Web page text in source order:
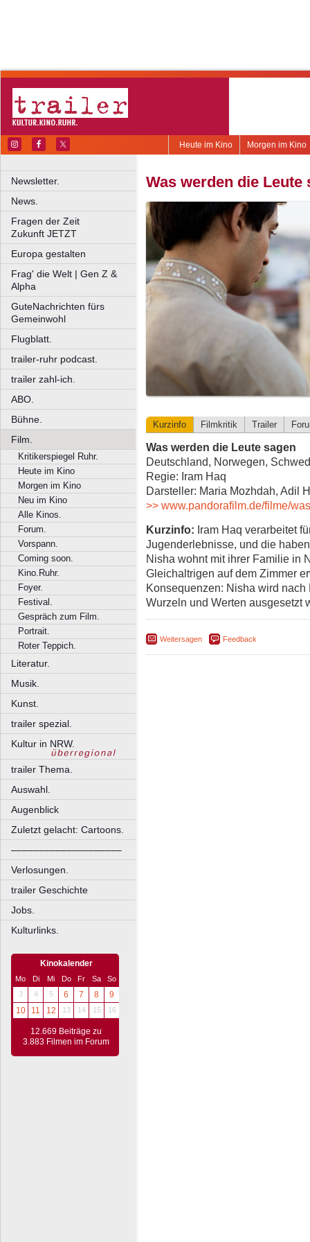
Morgen im Kino
Heute im Kino
Newsletter.
News.
Fragen der Zeit
Zukunft JETZT
Europa gestalten
Frag' die Welt | Gen Z &
Alpha
GuteNachrichten fürs
Gemeinwohl
Flugblatt.
trailer-ruhr podcast.
trailer zahl-ich.
ABO.
Bühne.
Film.
Kritikerspiegel Ruhr.
Heute im Kino
Morgen im Kino
Neu im Kino
Alle Kinos.
Forum.
Vorspann.
Coming soon.
Kino.Ruhr.
Foyer.
Festival.
Gespräch zum Film.
Portrait.
Roter Teppich.
Literatur.
Musik.
Kunst.
trailer spezial.
Kultur in NRW.
trailer Thema.
Auswahl.
Augenblick
Zuletzt gelacht: Cartoons.
––––––––––––––––––––
Verlosungen.
trailer Geschichte
Jobs.
Kulturlinks.
Kinokalender
Mo Di Mi Do Fr Sa
So
3
4 5 6 7 8
9
10
11 12 13 14 15 16
12.669 Beiträge zu
3.883 Filmen im Forum
Was werden die Leute
Kurzinfo Filmkritik Trailer
Was werden die Leute sagen
Deutschland, Norwegen,
Regie: Iram Haq
Darsteller: Maria Mozhdah, Adil
>> www.pandorafilm.de/filme/
Kurzinfo: Iram Haq verarbeitet
Jugenderlebnisse, und die
Nisha wohnt mit ihrer Familie in
Gleichaltrigen auf dem Zimmer
Konsequenzen: Nisha wird
Wurzeln und Werten ausgesetzt
Weitersagen Feedback